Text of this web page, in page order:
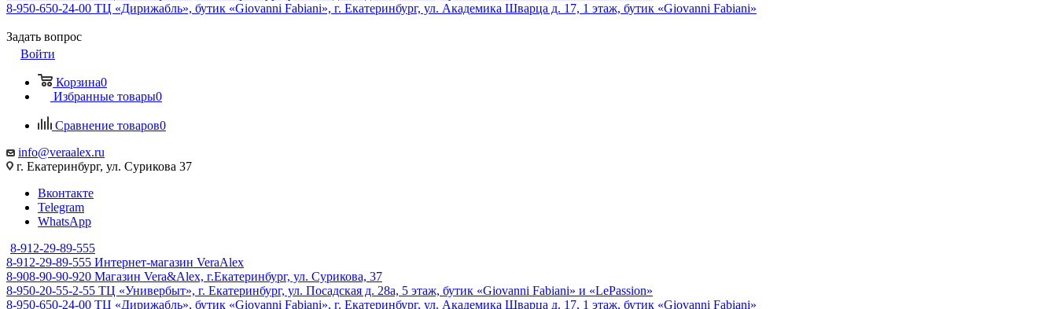
8-950-650-24-00 ТЦ «Дирижабль», бутик «Giovanni Fabiani», г. Екатеринбург, ул. Академика Шварца д. 17, 1 этаж, бутик «Giovanni Fabiani»
Задать вопрос
Войти
Корзина0
Избранные товары0
Сравнение товаров0
info@veraalex.ru
г. Екатеринбург, ул. Сурикова 37
Вконтакте
Telegram
WhatsApp
8-912-29-89-555
8-912-29-89-555 Интернет-магазин VeraAlex
8-908-90-90-920 Магазин Vera&Alex, г.Екатеринбург, ул. Сурикова, 37
8-950-20-55-2-55 ТЦ «Универбыт», г. Екатеринбург, ул. Посадская д. 28а, 5 этаж, бутик «Giovanni Fabiani» и «LePassion»
8-950-650-24-00 ТЦ «Дирижабль», бутик «Giovanni Fabiani», г. Екатеринбург, ул. Академика Шварца д. 17, 1 этаж, бутик «Giovanni Fabiani»